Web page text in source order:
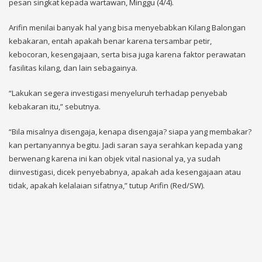
pesan singkat kepada wartawan, Minggu (4/4).
Arifin menilai banyak hal yang bisa menyebabkan Kilang Balongan
kebakaran, entah apakah benar karena tersambar petir,
kebocoran, kesengajaan, serta bisa juga karena faktor perawatan
fasilitas kilang, dan lain sebagainya.
“Lakukan segera investigasi menyeluruh terhadap penyebab
kebakaran itu,” sebutnya.
“Bila misalnya disengaja, kenapa disengaja? siapa yang membakar?
kan pertanyannya begitu. Jadi saran saya serahkan kepada yang
berwenang karena ini kan objek vital nasional ya, ya sudah
diinvestigasi, dicek penyebabnya, apakah ada kesengajaan atau
tidak, apakah kelalaian sifatnya,” tutup Arifin (Red/SW).